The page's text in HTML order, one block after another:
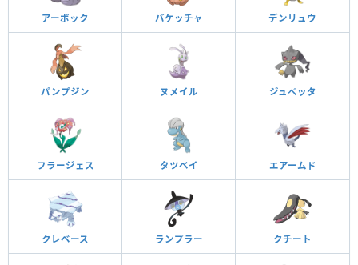
アーボック バケッチャ デンリュウ
パンプジン ヌメイル ジュペッタ
フラージェス タツベイ エアームド
クレベース ランプラー クチート